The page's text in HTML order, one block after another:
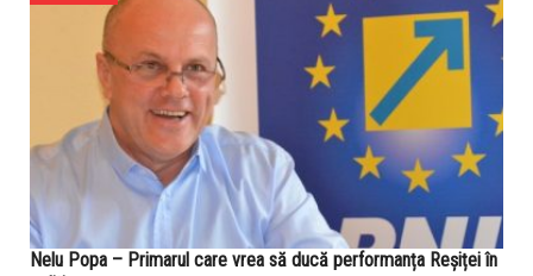
Nelu Popa – Primarul care vrea să ducă performanța Reșiței în